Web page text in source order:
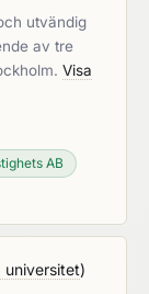
utvändig
av tre
Visa
AB
universitet)